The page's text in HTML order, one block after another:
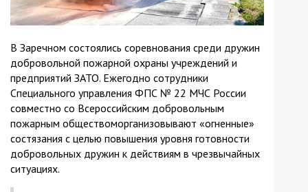
В Заречном состоялись соревнования среди дружин
добровольной пожарной охраны учреждений и
предприятий ЗАТО. Ежегодно сотрудники
Специального управления ФПС № 22 МЧС России
совместно со Всероссийским добровольным
пожарным обществоморганизовывают «огненные»
состязания с целью повышения уровня готовности
добровольных дружин к действиям в чрезвычайных
ситуациях.